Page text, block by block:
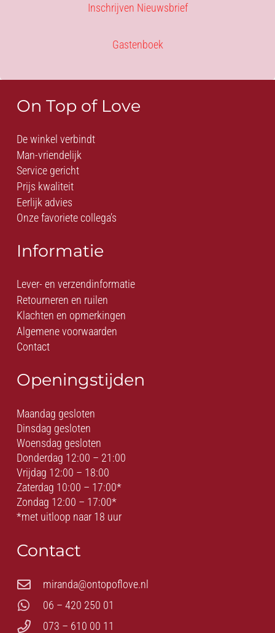
Inschrijven Nieuwsbrief
Gastenboek
On Top of Love
De winkel verbindt
Man-vriendelijk
Service gericht
Prijs kwaliteit
Eerlijk advies
Onze favoriete collega’s
Informatie
Lever- en verzendinformatie
Retourneren en ruilen
Klachten en opmerkingen
Algemene voorwaarden
Contact
Openingstijden
Maandag gesloten
Dinsdag gesloten
Woensdag gesloten
Donderdag 12:00 – 21:00
Vrijdag 12:00 – 18:00
Zaterdag 10:00 – 17:00*
Zondag 12:00 – 17:00*
*met uitloop naar 18 uur
Contact
miranda@ontopoflove.nl
06 – 420 250 01
073 – 610 00 11